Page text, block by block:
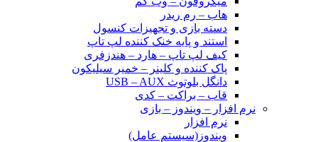
هاب – رم ریدر
دسته بازی و تجهیزات کنسول
استند و پایه خنک کننده لپ تاپ
کیف لپ تاپ – هارد – هندزفری
پاک کننده و کلینر – خمیر سیلیکون
دانگل بلوتوث USB – AUX
قاب – براکت – کدی
نرم افزار – ویندوز – بازی
نرم افزار
ویندوز(سیستم عامل)